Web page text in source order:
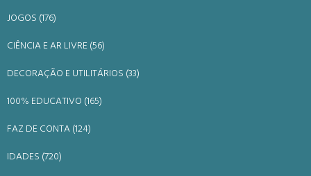
JOGOS (176)
CIÊNCIA E AR LIVRE (56)
DECORAÇÃO E UTILITÁRIOS (33)
100% EDUCATIVO (165)
FAZ DE CONTA (124)
IDADES (720)